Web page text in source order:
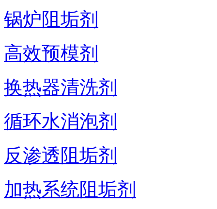
锅炉阻垢剂
高效预模剂
换热器清洗剂
循环水消泡剂
反渗透阻垢剂
加热系统阻垢剂